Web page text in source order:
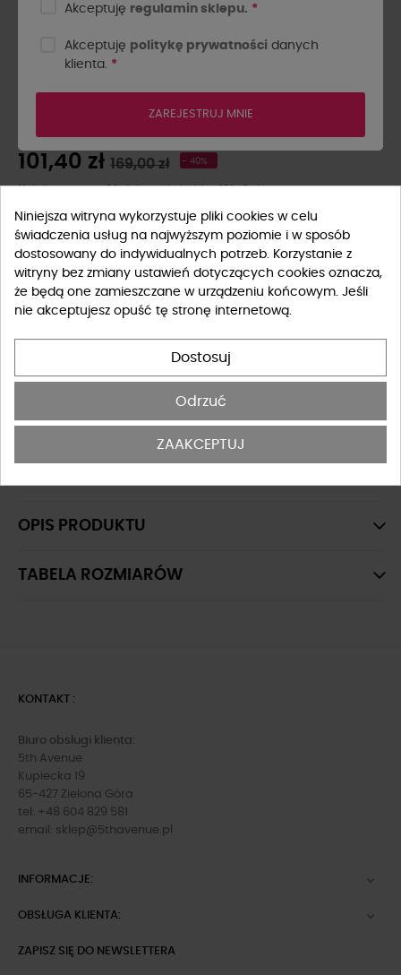
LA MILLA CZARNA
101,40 zł 169,00 zł - 40%
Najniższa cena z 30 dni przed obniżką: 101,40 zł
Rozmiar
XS S M L
- + DO KOSZYKA
OSTATNIE SZTUKI W MAGAZYNIE
OPIS PRODUKTU
TABELA ROZMIARÓW
KONTAKT :
Biuro obsługi klienta:
5th Avenue
Kupiecka 19
65-427 Zielona Góra
tel: +48 604 829 581
email: sklep@5thavenue.pl
INFORMACJE: 
OBSŁUGA KLIENTA: 
ZAPISZ SIĘ DO NEWSLETTERA
Akceptuję regulamin sklepu. *
Akceptuję politykę prywatności danych
klienta. *
ZAREJESTRUJ MNIE
Niniejsza witryna wykorzystuje pliki cookies w celu
świadczenia usług na najwyższym poziomie i w sposób
dostosowany do indywidualnych potrzeb. Korzystanie z
witryny bez zmiany ustawień dotyczących cookies oznacza,
że będą one zamieszczane w urządzeniu końcowym. Jeśli
nie akceptujesz opuść tę stronę internetową.
Dostosuj
Odrzuć
ZAAKCEPTUJ